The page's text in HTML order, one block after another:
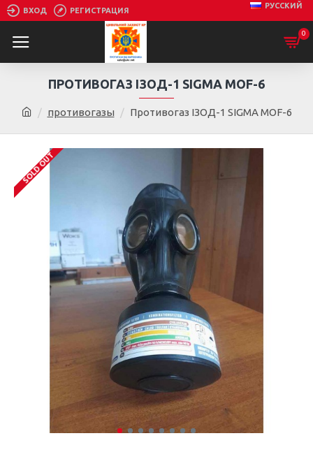
ВХОД РЕГИСТРАЦИЯ
РУССКИЙ
0
противогазы Противогаз ІЗОД-1 SIGMA MOF-6
ПРОТИВОГАЗ ІЗОД-1 SIGMA MOF-6
SOLD OUT